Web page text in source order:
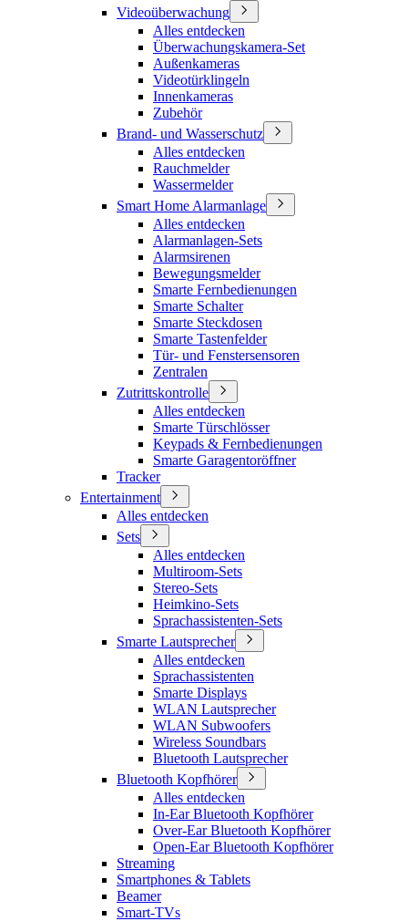
Videoüberwachung
Alles entdecken
Überwachungskamera-Set
Außenkameras
Videotürklingeln
Innenkameras
Zubehör
Brand- und Wasserschutz
Alles entdecken
Rauchmelder
Wassermelder
Smart Home Alarmanlage
Alles entdecken
Alarmanlagen-Sets
Alarmsirenen
Bewegungsmelder
Smarte Fernbedienungen
Smarte Schalter
Smarte Steckdosen
Smarte Tastenfelder
Tür- und Fenstersensoren
Zentralen
Zutrittskontrolle
Alles entdecken
Smarte Türschlösser
Keypads & Fernbedienungen
Smarte Garagentoröffner
Tracker
Entertainment
Alles entdecken
Sets
Alles entdecken
Multiroom-Sets
Stereo-Sets
Heimkino-Sets
Sprachassistenten-Sets
Smarte Lautsprecher
Alles entdecken
Sprachassistenten
Smarte Displays
WLAN Lautsprecher
WLAN Subwoofers
Wireless Soundbars
Bluetooth Lautsprecher
Bluetooth Kopfhörer
Alles entdecken
In-Ear Bluetooth Kopfhörer
Over-Ear Bluetooth Kopfhörer
Open-Ear Bluetooth Kopfhörer
Streaming
Smartphones & Tablets
Beamer
Smart-TVs